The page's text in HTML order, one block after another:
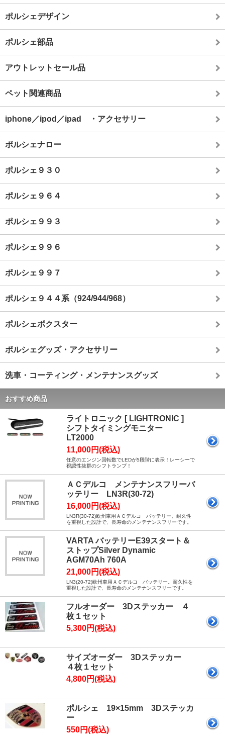
ポルシェデザイン
ポルシェ部品
アウトレットセール品
ペット関連商品
iphone／ipod／ipad ・アクセサリー
ポルシェナロー
ポルシェ９３０
ポルシェ９６４
ポルシェ９９３
ポルシェ９９６
ポルシェ９９７
ポルシェ９４４系（924/944/968）
ポルシェボクスター
ポルシェグッズ・アクセサリー
洗車・コーティング・メンテナンスグッズ
おすすめ商品
ライトロニック [ LIGHTRONIC ]
シフトタイミングモニター
LT2000
11,000円(税込)
任意のエンジン回転数でLEDが5段階に表示！レーシーで
視認性抜群のシフトランプ！
ＡＣデルコ メンテナンスフリーバ
ッテリー LN3R(30-72)
16,000円(税込)
LN3R(30-72)欧州車用ＡＣデルコ バッテリー。耐久性
を重視した設計で、長寿命のメンテナンスフリーです。
VARTA バッテリーE39スタート＆
ストップSilver Dynamic
AGM70Ah 760A
21,000円(税込)
LN3(20-72)欧州車用ＡＣデルコ バッテリー。耐久性を
重視した設計で、長寿命のメンテナンスフリーです。
フルオーダー 3Dステッカー ４
枚１セット
5,300円(税込)
サイズオーダー 3Dステッカー
４枚１セット
4,800円(税込)
ポルシェ 19×15mm 3Dステッカ
ー
550円(税込)